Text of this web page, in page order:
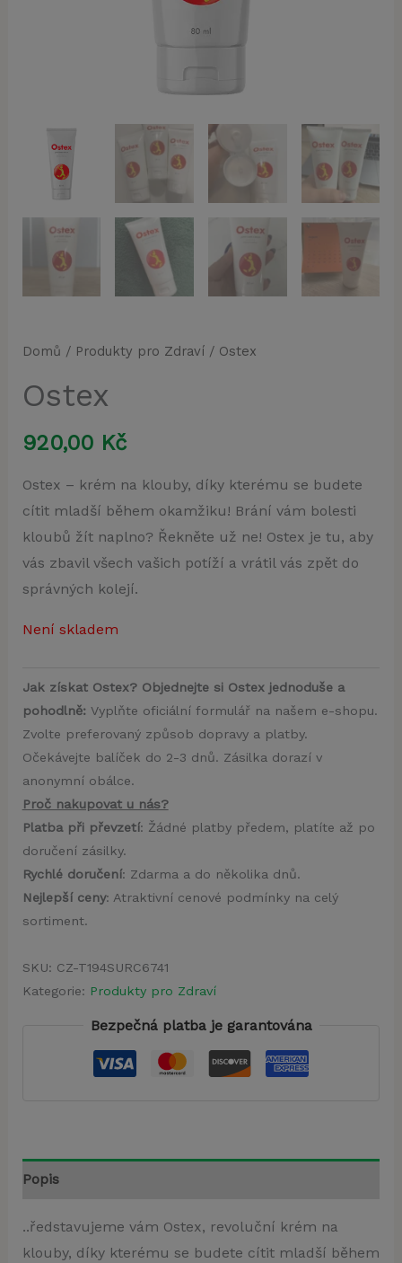
Domů / Produkty pro Zdraví/ Ostex
Ostex
920,00 Kč
Ostex – krém na klouby, díky kterému se budete
cítit mladší během okamžiku! Brání vám bolesti
kloubů žít naplno? Řekněte už ne! Ostex je tu, aby
vás zbavil všech vašich potíží a vrátil vás zpět do
správných kolejí.
Není skladem
Jak získat Ostex? Objednejte si Ostex jednoduše a
pohodlně:Vyplňte oficiální formulář na našem e-shopu.
Zvolte preferovaný způsob dopravy a platby.
Očekávejte balíček do 2-3 dnů. Zásilka dorazí v
anonymní obálce.
Proč nakupovat u nás?
Platba při převzetí: Žádné platby předem, platíte až po
doručení zásilky.
Rychlé doručení: Zdarma a do několika dnů.
Nejlepší ceny: Atraktivní cenové podmínky na celý
sortiment.
SKU: CZ-T194SURC6741
Kategorie: Produkty pro Zdraví
Bezpečná platba je garantována
Popis
..ředstavujeme vám Ostex, revoluční krém na
klouby, díky kterému se budete cítit mladší během